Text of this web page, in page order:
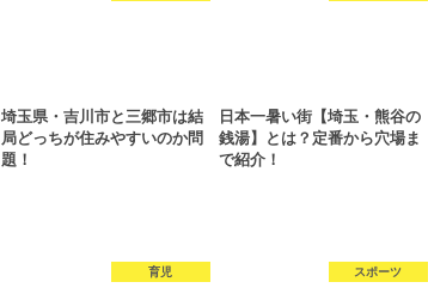
埼玉県・吉川市と三郷市は結
局どっちが住みやすいのか問
題！
日本一暑い街【埼玉・熊谷の
銭湯】とは？定番から穴場ま
で紹介！
育児 スポーツ